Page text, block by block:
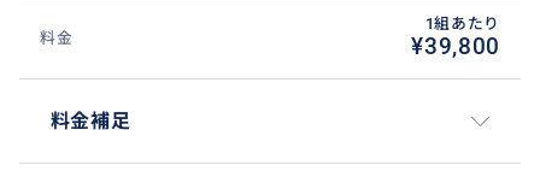
料金
1組あたり
¥39,800
料金補足